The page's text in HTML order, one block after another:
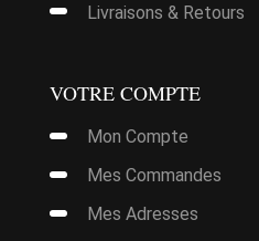
Livraisons & Retours
VOTRE COMPTE
Mon Compte
Mes Commandes
Mes Adresses